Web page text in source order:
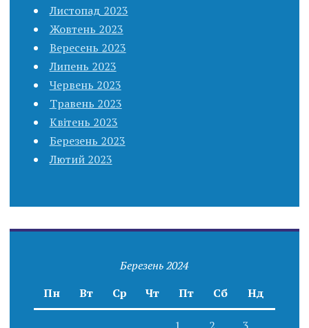
Листопад 2023
Жовтень 2023
Вересень 2023
Липень 2023
Червень 2023
Травень 2023
Квітень 2023
Березень 2023
Лютий 2023
Березень 2024
Пн
Вт Ср Чт Пт Сб Нд